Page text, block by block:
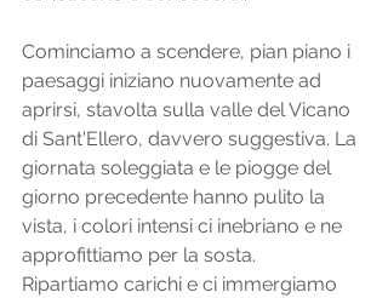
Cominciamo a scendere, pian piano i
paesaggi iniziano nuovamente ad
aprirsi, stavolta sulla valle del Vicano
di Sant'Ellero, davvero suggestiva. La
giornata soleggiata e le piogge del
giorno precedente hanno pulito la
vista, i colori intensi ci inebriano e ne
approfittiamo per la sosta.
Ripartiamo carichi e ci immergiamo